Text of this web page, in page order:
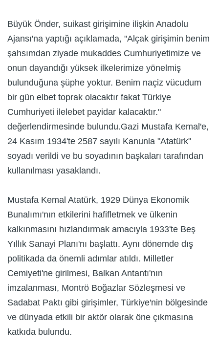
Büyük Önder, suikast girişimine ilişkin Anadolu
Ajansı'na yaptığı açıklamada, "Alçak girişimin benim
şahsımdan ziyade mukaddes Cumhuriyetimize ve
onun dayandığı yüksek ilkelerimize yönelmiş
bulunduğuna şüphe yoktur. Benim naçiz vücudum
bir gün elbet toprak olacaktır fakat Türkiye
Cumhuriyeti ilelebet payidar kalacaktır."
değerlendirmesinde bulundu.Gazi Mustafa Kemal'e,
24 Kasım 1934'te 2587 sayılı Kanunla "Atatürk"
soyadı verildi ve bu soyadının başkaları tarafından
kullanılması yasaklandı.
Mustafa Kemal Atatürk, 1929 Dünya Ekonomik
Bunalımı'nın etkilerini hafifletmek ve ülkenin
kalkınmasını hızlandırmak amacıyla 1933'te Beş
Yıllık Sanayi Planı'nı başlattı. Aynı dönemde dış
politikada da önemli adımlar atıldı. Milletler
Cemiyeti'ne girilmesi, Balkan Antantı'nın
imzalanması, Montrö Boğazlar Sözleşmesi ve
Sadabat Paktı gibi girişimler, Türkiye'nin bölgesinde
ve dünyada etkili bir aktör olarak öne çıkmasına
katkıda bulundu.